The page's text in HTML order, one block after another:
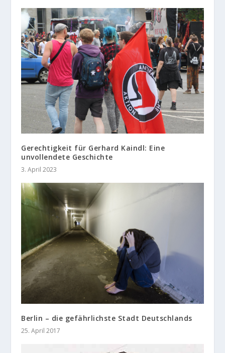
Gerechtigkeit für Gerhard Kaindl: Eine
unvollendete Geschichte
3. April 2023
Berlin – die gefährlichste Stadt Deutschlands
25. April 2017